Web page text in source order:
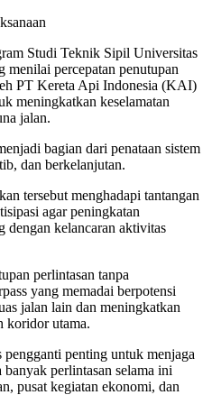
Studi Teknik Sipil Universitas
menilai percepatan penutupan
PT Kereta Api Indonesia (KAI)
meningkatkan keselamatan
jalan.
bagian dari penataan sistem
dan berkelanjutan.
tersebut menghadapi tantangan
agar peningkatan
dengan kelancaran aktivitas
perlintasan tanpa
yang memadai berpotensi
jalan lain dan meningkatkan
koridor utama.
penting untuk menjaga
perlintasan selama ini
pusat kegiatan ekonomi, dan